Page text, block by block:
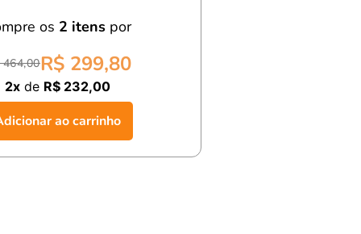
os 2 itenspor
464,00R$ 299,80
2x de R$ 232,00
ao carrinho